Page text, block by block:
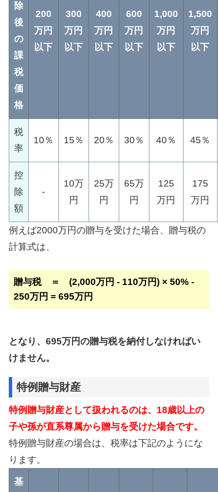
除
後
の
課
税
価
格
200
万円
以下
300
万円
以下
400
万円
以下
600
万円
以下
1,000
万円
以下
1,500
万円
以下
税
率
10％ 15％ 20％ 30％ 40％ 45％
控
除
額
-
10万
円
25万
円
65万
円
125
万円
175
万円
例えば2000万円の贈与を受けた場合、贈与税の
計算式は、
贈与税 ＝ (2,000万円 - 110万円) × 50% -
250万円 = 695万円
となり、695万円の贈与税を納付しなければい
けません。
特例贈与財産
特例贈与財産として扱われるのは、18歳以上の
子や孫が直系尊属から贈与を受けた場合です。
特例贈与財産の場合は、税率は下記のようにな
ります。
基